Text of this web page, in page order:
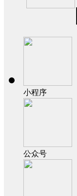
小程序
公众号